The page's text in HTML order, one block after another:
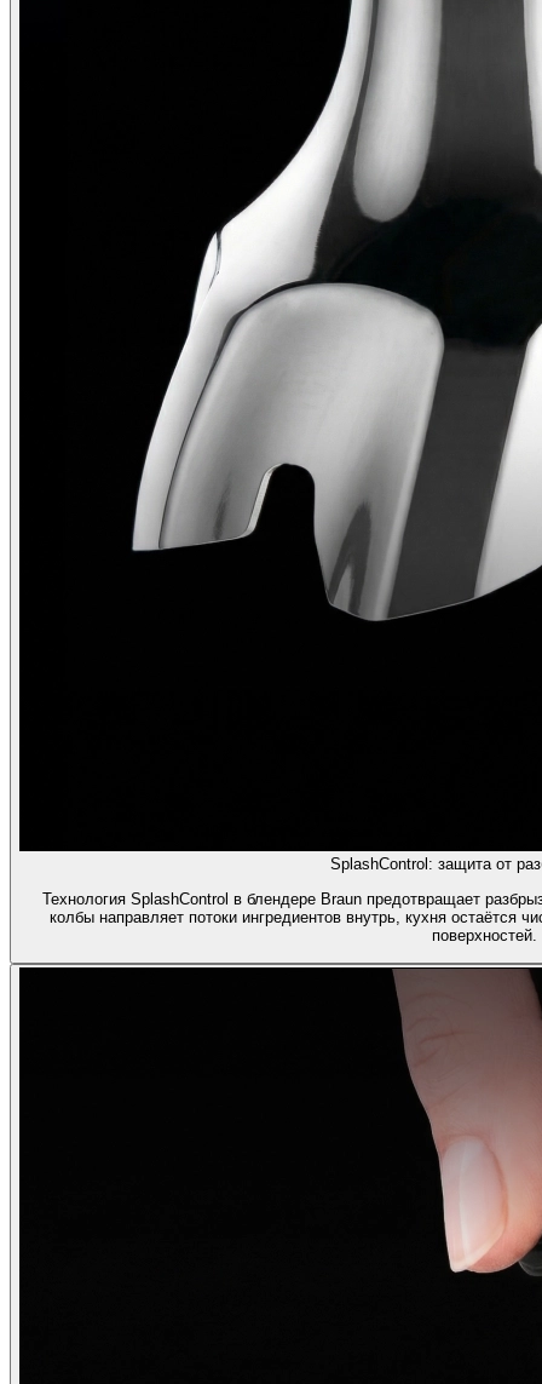
SplashControl: защита от
Технология SplashControl в блендере Braun предотвращает
колбы направляет потоки ингредиентов внутрь, кухня остаётся
поверхностей.